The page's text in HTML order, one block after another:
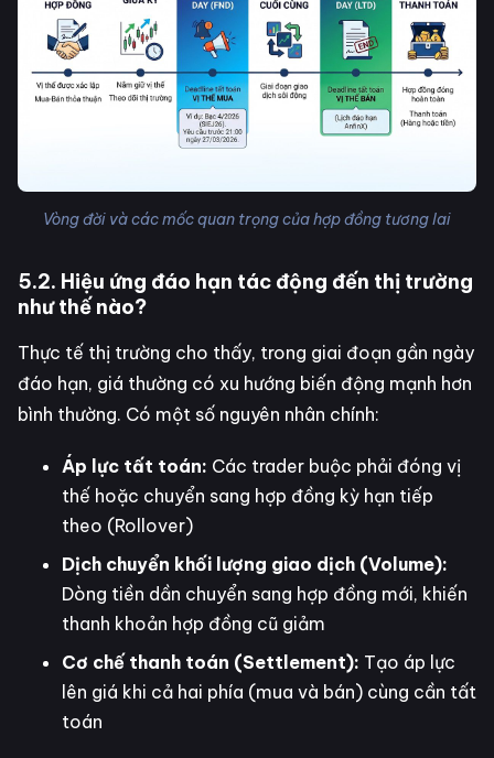
Vòng đời và các mốc quan trọng của hợp đồng tương lai
5.2. Hiệu ứng đáo hạn tác động đến thị trường
như thế nào?
Thực tế thị trường cho thấy, trong giai đoạn gần ngày
đáo hạn, giá thường có xu hướng biến động mạnh hơn
bình thường. Có một số nguyên nhân chính:
Áp lực tất toán: Các trader buộc phải đóng vị
thế hoặc chuyển sang hợp đồng kỳ hạn tiếp
theo (Rollover)
Dịch chuyển khối lượng giao dịch (Volume):
Dòng tiền dần chuyển sang hợp đồng mới, khiến
thanh khoản hợp đồng cũ giảm
Cơ chế thanh toán (Settlement): Tạo áp lực
lên giá khi cả hai phía (mua và bán) cùng cần tất
toán